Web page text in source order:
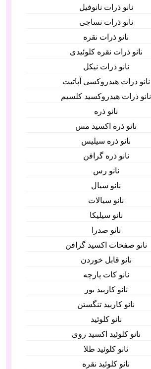
نانو ذرات نانوفیل
نانو ذرات نساجی
نانو ذرات نقره
نانو ذرات نقره کلوئیدی
نانو ذرات نیکل
نانو ذرات هیدروکسی آپاتیت
نانو ذرات هیدروکسید کلسیم
نانو ذره
نانو ذره اکسید مس
نانو ذره سیلیس
نانو ذره گرافن
نانو رس
نانو سیال
نانو سیالات
نانو سیلیکا
نانو صدرا
نانو صفحات اکسید گرافن
نانو قابل خوردن
نانو کات پارچه
نانو کاربید بور
نانو کاربید تنگستن
نانو کلوئید
نانو کلوئید اکسید روی
نانو کلوئید طلا
نانو کلوئید نقره